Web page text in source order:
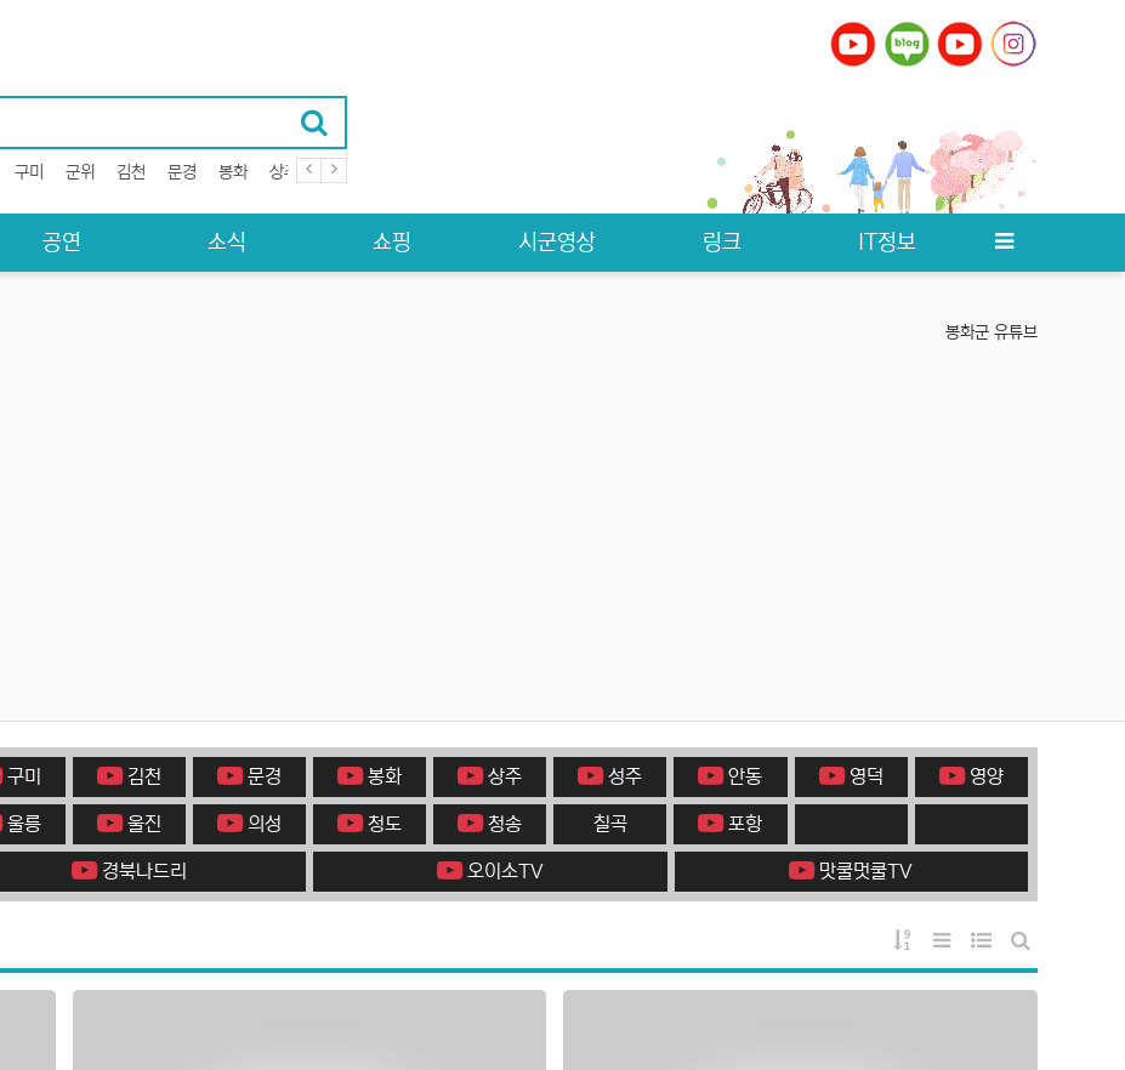
구미 군위 김천 문경 봉화 상주 성주 울진 의성 청도 청송 칠곡 포항
공연 소식 쇼핑 시군영상 링크 IT정보
봉화군 유튜브
구미 김천 문경 봉화 상주 성주 안동 영덕 영양
울릉 울진 의성 청도 청송 칠곡 포항
경북나드리 오이소TV 맛쿨멋쿨TV
게시물 정렬
리스트 스타일
웹진 스타일게시판 검색